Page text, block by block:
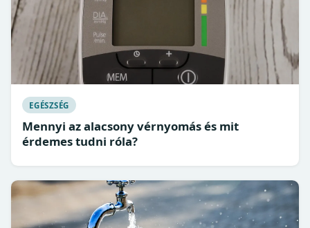
EGÉSZSÉG
Mennyi az alacsony vérnyomás és mit
érdemes tudni róla?